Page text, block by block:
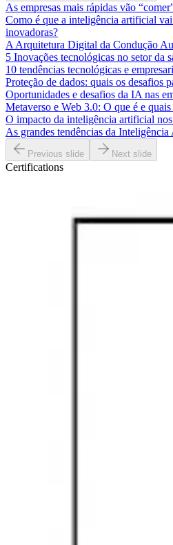
As empresas mais rápidas vão
Como é que a inteligência artificial
inovadoras?
A Arquitetura Digital da Condução
5 Inovações tecnológicas no setor da
10 tendências tecnológicas e
Proteção de dados: quais os desafios
Oportunidades e desafios da IA nas
Metaverso e Web 3.0: O que é e quais
O impacto da inteligência artificial
As grandes tendências da
Previous slide Next slide
Certifications